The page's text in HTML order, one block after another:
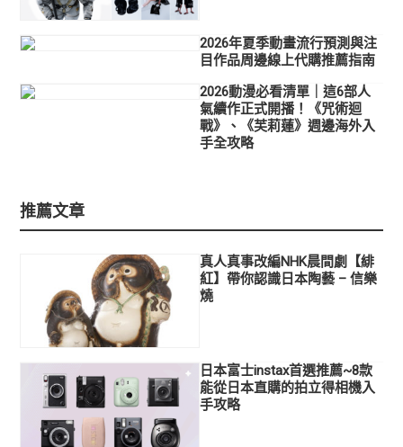
2026年夏季動畫流行預測與注
目作品周邊線上代購推薦指南
2026動漫必看清單｜這6部人
氣續作正式開播！《咒術迴
戰》、《芙莉蓮》週邊海外入
手全攻略
推薦文章
真人真事改編NHK晨間劇【緋
紅】帶你認識日本陶藝 – 信樂
燒
日本富士instax首選推薦~8款
能從日本直購的拍立得相機入
手攻略